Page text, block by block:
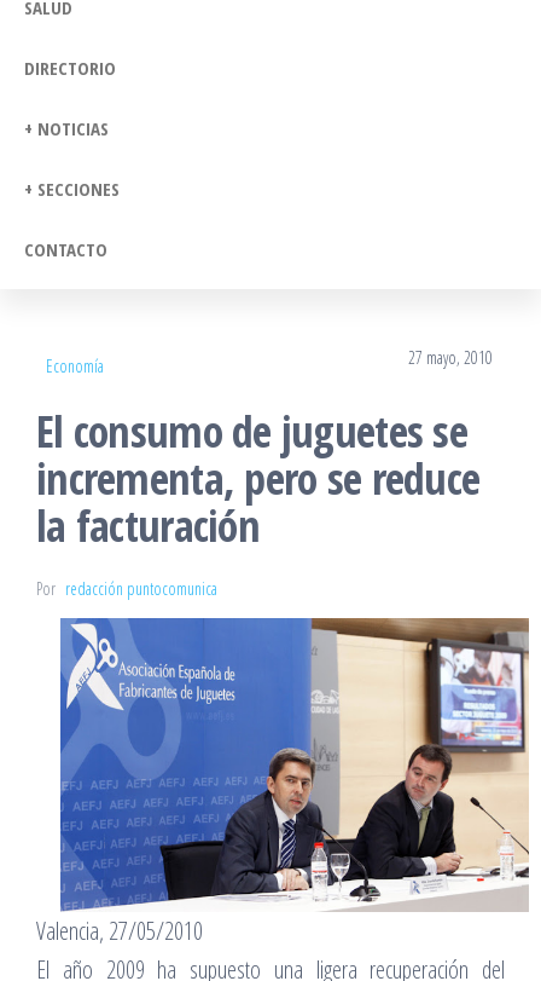
SALUD
DIRECTORIO
+ NOTICIAS
+ SECCIONES
CONTACTO
Economía 27 mayo, 2010
El consumo de juguetes se
incrementa, pero se reduce
la facturación
Por redacción puntocomunica
Valencia, 27/05/2010
El año 2009 ha supuesto una ligera recuperación del